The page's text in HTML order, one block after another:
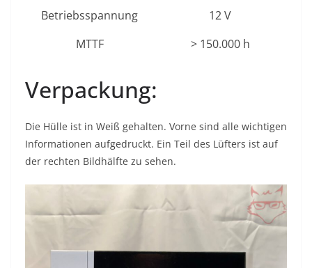
Betriebsspannung
12 V
MTTF
> 150.000 h
Verpackung:
Die Hülle ist in Weiß gehalten. Vorne sind alle wichtigen
Informationen aufgedruckt. Ein Teil des Lüfters ist auf
der rechten Bildhälfte zu sehen.